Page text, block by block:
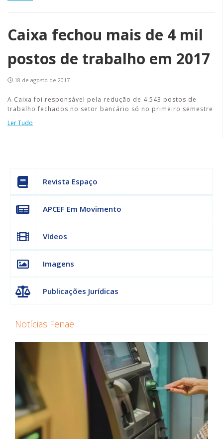
Caixa fechou mais de 4 mil
postos de trabalho em 2017
18 de agosto de 2017
A Caixa foi responsável pela redução de 4.543 postos de
trabalho fechados no setor bancário só no primeiro semestre
Ler Tudo
Revista Espaço
APCEF Em Movimento
Vídeos
Imagens
Publicações Jurídicas
Notícias Fenae